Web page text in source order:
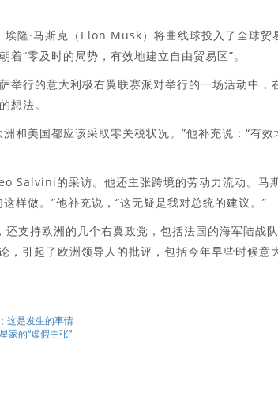
隆·马斯克（Elon Musk）将曲线球投入了全球贸
“零及时的局势，有效地建立自由贸易区”。
举行的意大利极右翼联赛派对举行的一场活动中，
想法。
和美国都应该采取零关税状况。”他补充说：“有效
Salvini的采访。他还主张跨境的劳动力流动。马
样做。”他补充说，“这无疑是我对总统的建议。”
支持欧洲的几个右翼政党，包括法国的海军陆战
，引起了欧洲领导人的批评，包括今年早些时候意
这是发生的事情
家的“虚假主张”